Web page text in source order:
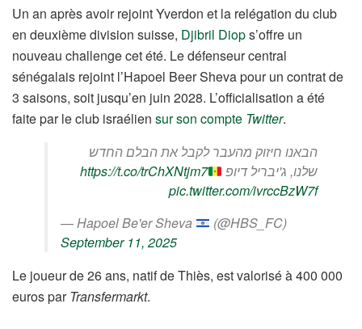
Un an après avoir rejoint Yverdon et la relégation du club
en deuxième division suisse, Djibril Diops’offre un
nouveau challenge cet été. Le défenseur central
sénégalais rejoint l’Hapoel Beer Sheva pour un contrat de
3 saisons, soit jusqu’en juin 2028. L’officialisation a été
faite par le club israélien sur son compte Twitter.
הבאנו חיזוק מהעבר לקבל את הבלם החדש
שלנו, ג'יבריל דיופ
https://t.co/trChXNtjm7
pic.twitter.com/ivrccBzW7f
— Hapoel Be'er Sheva
(@HBS_FC)
September 11, 2025
Le joueur de 26 ans, natif de Thiès, est valorisé à 400 000
euros par Transfermarkt.